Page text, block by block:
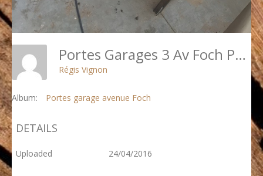
Portes Garages 3 Av Foch Paris 16 - 07 Nouvelle Traverse Basse Présentée 1
Régis Vignon
Album: Portes garage avenue Foch
DETAILS
Uploaded 24/04/2016